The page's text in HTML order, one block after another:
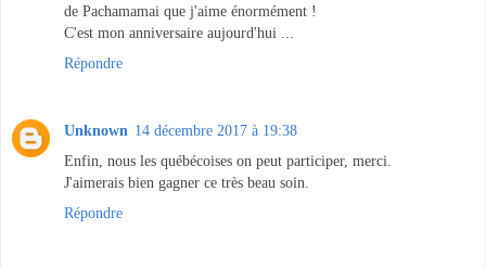
de Pachamamai que j'aime énormément !
C'est mon anniversaire aujourd'hui ...
Répondre
Unknown 14 décembre 2017 à 19:38
Enfin, nous les québécoises on peut participer, merci.
J'aimerais bien gagner ce très beau soin.
Répondre